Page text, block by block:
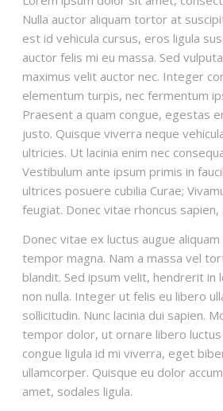
Nulla auctor aliquam tortor at
est id vehicula cursus, eros ligula
auctor felis mi eu massa. Sed
maximus velit auctor nec. Integer
elementum turpis, nec fermentum
Praesent a quam congue, egestas
justo. Quisque viverra neque
ultricies. Ut lacinia enim nec
Vestibulum ante ipsum primis in
ultrices posuere cubilia Curae;
feugiat. Donec vitae rhoncus sapien,
Donec vitae ex luctus augue
tempor magna. Nam a massa vel
blandit. Sed ipsum velit, hendrerit in
non nulla. Integer ut felis eu libero
sollicitudin. Nunc lacinia dui sapien.
tempor dolor, ut ornare libero luctus
congue ligula id mi viverra, eget
ullamcorper. Quisque eu dolor
amet, sodales ligula.